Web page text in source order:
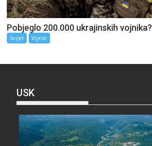
Pobjeglo 200.000 ukrajinskih vojnika?
Svijet Vijesti
USK